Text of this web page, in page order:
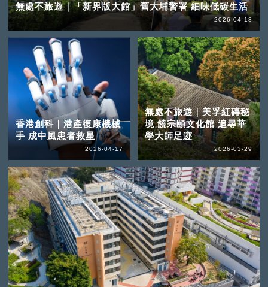
無處不旅遊｜「新界版大館」舊大埔警署 細味低碳生活
2026-04-18
香港創科｜港產復康機械
手 成中風患者救星
2026-04-17
無處不旅遊｜美孚紅磚秘
境 饒宗頤文化館 追尋華
學大師足迹
2026-03-29